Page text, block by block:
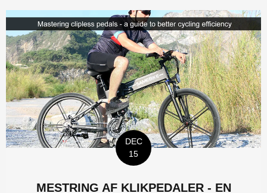
DEC
15
MESTRING AF KLIKPEDALER - EN